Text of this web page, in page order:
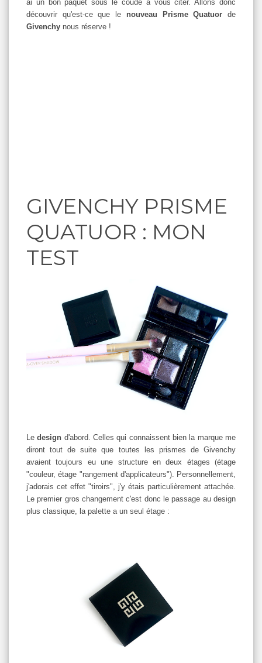
ai un bon paquet sous le coude à vous citer. Allons donc
découvrir qu'est-ce que le nouveau Prisme Quatuorde
Givenchy nous réserve !
GIVENCHY PRISME
QUATUOR : MON
TEST
Ledesign d'abord. Celles qui connaissent bien la marque me
diront tout de suite que toutes les prismes de Givenchy
avaient toujours eu une structure en deux étages (étage
"couleur, étage "rangement d'applicateurs"). Personnellement,
j'adorais cet effet "tiroirs", j'y étais particulièrement attachée.
Le premier gros changement c'est donc le passage au design
plus classique, la palette a un seul étage :